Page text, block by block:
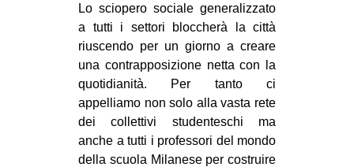
Lo sciopero sociale generalizzato
a tutti i settori bloccherà la città
riuscendo per un giorno a creare
una contrapposizione netta con la
quotidianità. Per tanto ci
appelliamo non solo alla vasta rete
dei collettivi studenteschi ma
anche a tutti i professori del mondo
della scuola Milanese per costruire